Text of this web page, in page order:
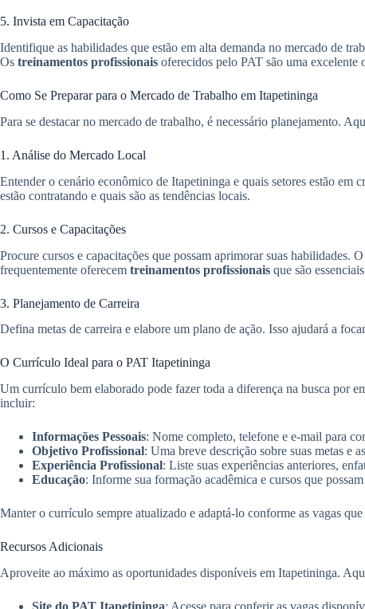
5. Invista em Capacitação
Identifique as habilidades que estão em alta demanda no mercado de
Os treinamentos profissionais oferecidos pelo PAT são uma excelente
Como Se Preparar para o Mercado de Trabalho em Itapetininga
Para se destacar no mercado de trabalho, é necessário planejamento.
1. Análise do Mercado Local
Entender o cenário econômico de Itapetininga e quais setores estão em
estão contratando e quais são as tendências locais.
2. Cursos e Capacitações
Procure cursos e capacitações que possam aprimorar suas habilidades.
frequentemente oferecem treinamentos profissionais que são
3. Planejamento de Carreira
Defina metas de carreira e elabore um plano de ação. Isso ajudará a
O Currículo Ideal para o PAT Itapetininga
Um currículo bem elaborado pode fazer toda a diferença na busca por
incluir:
Informações Pessoais: Nome completo, telefone e e-mail para
Objetivo Profissional: Uma breve descrição sobre suas metas e
Experiência Profissional: Liste suas experiências anteriores,
Educação: Informe sua formação acadêmica e cursos que
Manter o currículo sempre atualizado e adaptá-lo conforme as vagas
Recursos Adicionais
Aproveite ao máximo as oportunidades disponíveis em Itapetininga.
Site do PAT Itapetininga: Acesse para conferir as vagas